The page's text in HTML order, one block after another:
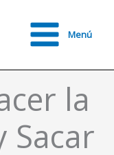
Main
Menú
la
Sacar